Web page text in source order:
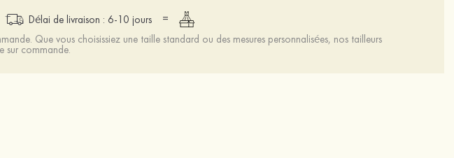
Délai de livraison : 6-10 jours
=
Que vous choisissiez une taille standard ou des mesures personnalisées, nos tailleurs
sur commande.